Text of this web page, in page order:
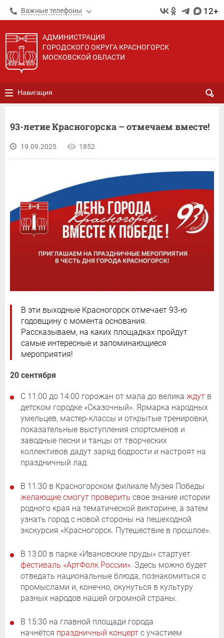
Важные телефоны 12+
АДМИНИСТРАЦИЯ
ГОРОДСКОГО ОКРУГА КРАСНОГОРСК
МОСКОВСКОЙ ОБЛАСТИ
Навигация
93-летие Красногорска – отмечаем вместе!
19.09.2025 1852
В эти выходные Красногорск отмечает 93-ю
годовщину с момента основания.
Рассказываем, на каких площадках пройдут
самые интересные и запоминающиеся
мероприятия!
20 сентября
С 11:00 до 14:00 горожан от мала до велика ждут в
детском городке «Сказочный». Ярмарка народных
умельцев, мастер-классы и открытые тренировки,
показательные выступления спортсменов и
заводные песни и танцы от творческих
коллективов дадут заряд бодрости и настроят на
праздничный лад.
В 11:30 в Красногорском филиале Музея Победы
желающие смогут проверить свое знание истории
родного края на тематической викторине, а затем
узнать город с новой стороны на пешеходной
экскурсия «Красногорск. Путешествие в прошлое».
В 13:00 в парке «Ивановские пруды» стартует
фестиваль «АртФолк России». Здесь можно будет
отведать национальные блюда, познакомиться с
промыслами и, конечно, окунуться в культуру
разных народов нашей огромной страны.
В 15:30 на главной площади города
начнётся праздничный концерт с участием